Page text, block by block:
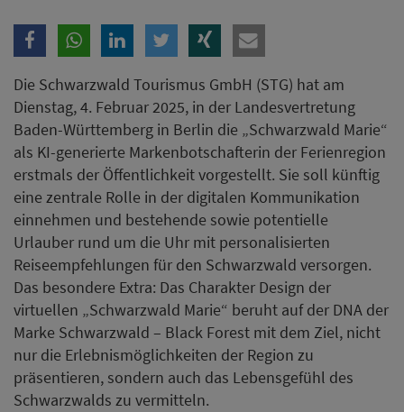
Die Schwarzwald Tourismus GmbH (STG) hat am
Dienstag, 4. Februar 2025, in der Landesvertretung
Baden-Württemberg in Berlin die „Schwarzwald Marie“
als KI-generierte Markenbotschafterin der Ferienregion
erstmals der Öffentlichkeit vorgestellt. Sie soll künftig
eine zentrale Rolle in der digitalen Kommunikation
einnehmen und bestehende sowie potentielle
Urlauber rund um die Uhr mit personalisierten
Reiseempfehlungen für den Schwarzwald versorgen.
Das besondere Extra: Das Charakter Design der
virtuellen „Schwarzwald Marie“ beruht auf der DNA der
Marke Schwarzwald – Black Forest mit dem Ziel, nicht
nur die Erlebnismöglichkeiten der Region zu
präsentieren, sondern auch das Lebensgefühl des
Schwarzwalds zu vermitteln.